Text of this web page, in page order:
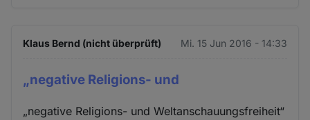
Klaus Bernd (nicht überprüft) Mi. 15 Jun 2016 - 14:33
„negative Religions- und
„negative Religions- und Weltanschauungsfreiheit“